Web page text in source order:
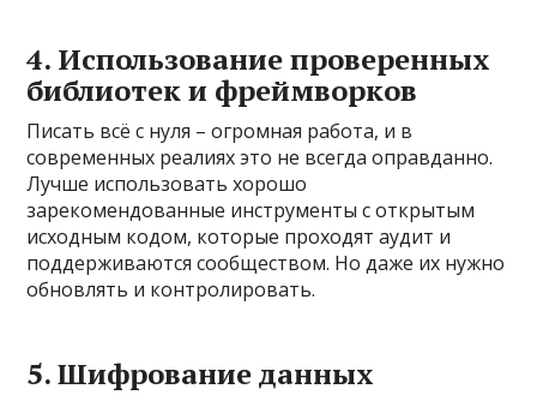
4. Использование проверенных
библиотек и фреймворков
Писать всё с нуля – огромная работа, и в
современных реалиях это не всегда оправданно.
Лучше использовать хорошо
зарекомендованные инструменты с открытым
исходным кодом, которые проходят аудит и
поддерживаются сообществом. Но даже их нужно
обновлять и контролировать.
5. Шифрование данных